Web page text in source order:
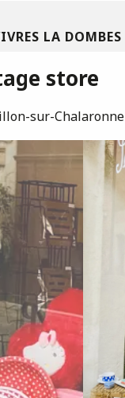
LA DOMBES
store
sur-Chalaronne